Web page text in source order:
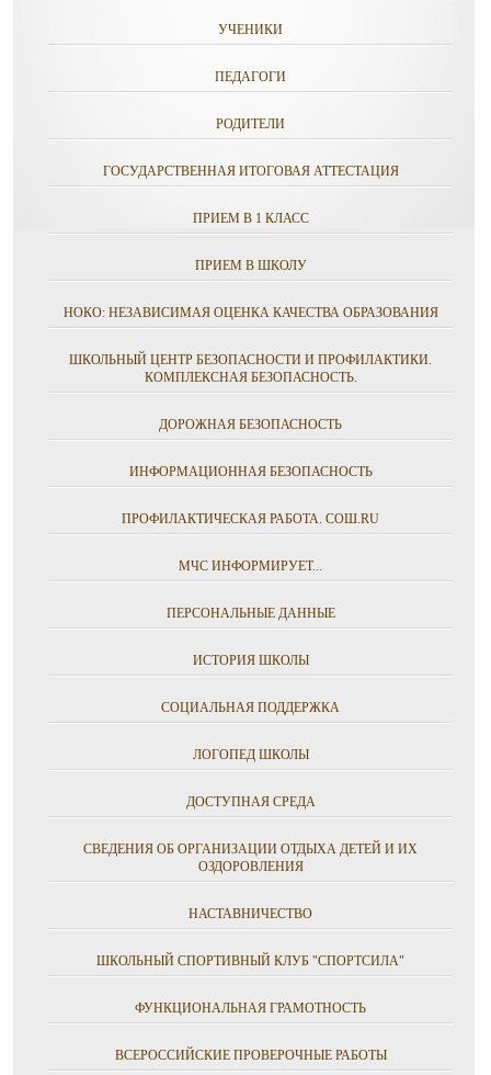
УЧЕНИКИ
ПЕДАГОГИ
РОДИТЕЛИ
ГОСУДАРСТВЕННАЯ ИТОГОВАЯ АТТЕСТАЦИЯ
ПРИЕМ В 1 КЛАСС
ПРИЕМ В ШКОЛУ
НОКО: НЕЗАВИСИМАЯ ОЦЕНКА КАЧЕСТВА ОБРАЗОВАНИЯ
ШКОЛЬНЫЙ ЦЕНТР БЕЗОПАСНОСТИ И ПРОФИЛАКТИКИ.
КОМПЛЕКСНАЯ БЕЗОПАСНОСТЬ.
ДОРОЖНАЯ БЕЗОПАСНОСТЬ
ИНФОРМАЦИОННАЯ БЕЗОПАСНОСТЬ
ПРОФИЛАКТИЧЕСКАЯ РАБОТА. СОШ.RU
МЧС ИНФОРМИРУЕТ...
ПЕРСОНАЛЬНЫЕ ДАННЫЕ
ИСТОРИЯ ШКОЛЫ
СОЦИАЛЬНАЯ ПОДДЕРЖКА
ЛОГОПЕД ШКОЛЫ
ДОСТУПНАЯ СРЕДА
СВЕДЕНИЯ ОБ ОРГАНИЗАЦИИ ОТДЫХА ДЕТЕЙ И ИХ
ОЗДОРОВЛЕНИЯ
НАСТАВНИЧЕСТВО
ШКОЛЬНЫЙ СПОРТИВНЫЙ КЛУБ "СПОРТСИЛА"
ФУНКЦИОНАЛЬНАЯ ГРАМОТНОСТЬ
ВСЕРОССИЙСКИЕ ПРОВЕРОЧНЫЕ РАБОТЫ